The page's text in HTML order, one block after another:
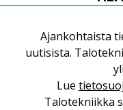
KOLUMNI
Yli miljoona
ilmanvaihtoa
Ajankohtaista
uutisista.
Lue
Talotekniikka